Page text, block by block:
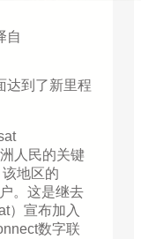
自
达到了新里程
人民的关键
地区的
。这是继去
）宣布加入
数字联